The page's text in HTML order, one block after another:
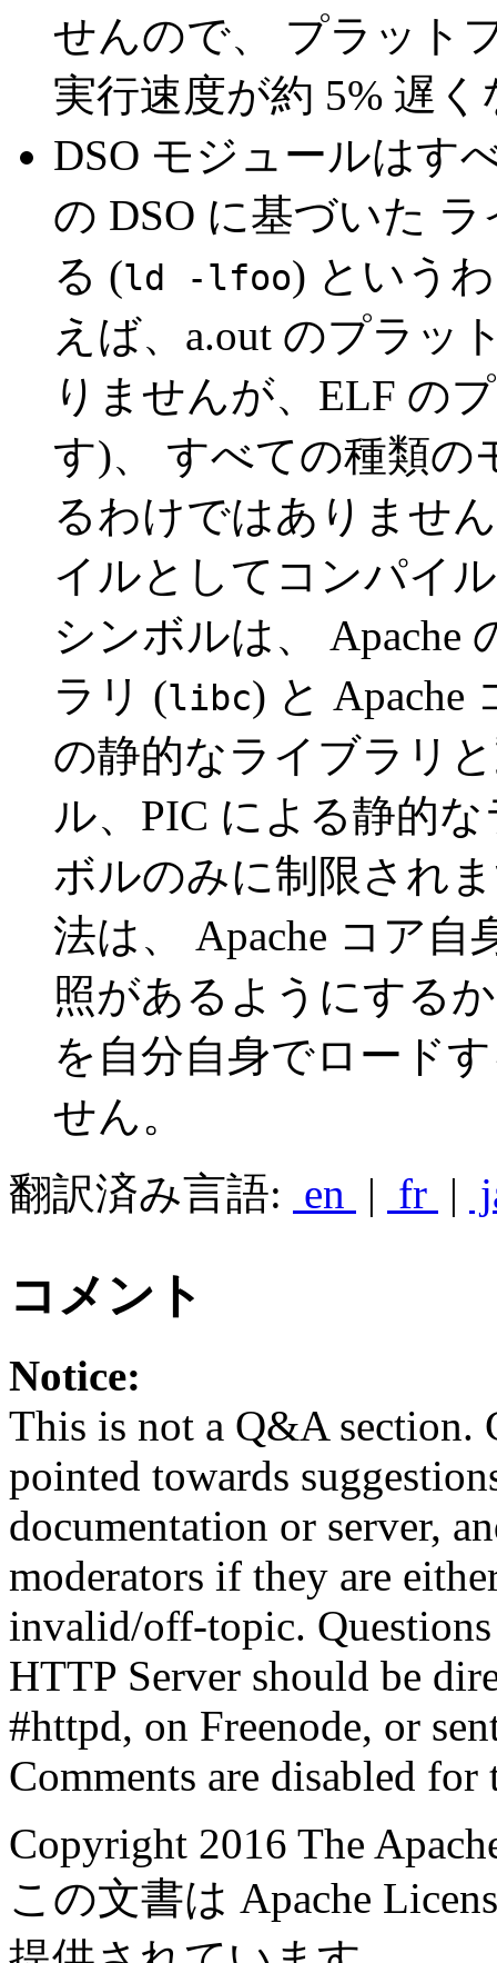
せんので、 プラット
実行速度が約 5% 遅
DSO モジュールはす
の DSO に基づいた
る (ld -lfoo) という
えば、a.out のプラッ
りませんが、ELF の
す)、 すべての種類の
るわけではありませ
イルとしてコンパイ
シンボルは、 Apache
ラリ (libc) と Apache
の静的なライブラリ
ル、PIC による静的
ボルのみに制限され
法は、 Apache コア
照があるようにする
を自分自身でロード
せん。
翻訳済み言語: en | fr |
コメント
Notice:
This is not a Q&A section.
pointed towards
documentation or server,
moderators if they are
invalid/off-topic.
HTTP Server should be
#httpd, on Freenode, or
Comments are disabled for
Copyright 2016 The
この文書は Apache